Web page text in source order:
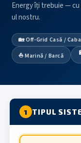
Energy îți trebuie —
ul nostru.
🏡 Off-Grid Casă /
⛵ Marină / Barcă
1 TIPUL